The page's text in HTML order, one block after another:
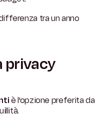
tra un anno
privacy
è l'opzione preferita da